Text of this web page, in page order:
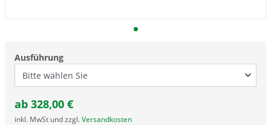
Ausführung
ab 328,00 €
inkl. MwSt und zzgl. Versandkosten